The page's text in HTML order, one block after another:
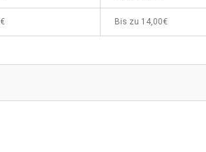
Bis zu 14,00€